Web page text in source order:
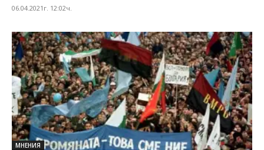
06.04.2021г. 12:02ч.
МНЕНИЯ